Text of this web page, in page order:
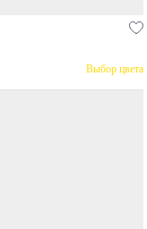
Выбор цвета